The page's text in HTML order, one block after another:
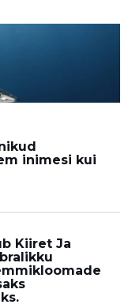
inimesi kui
Kiiret Ja